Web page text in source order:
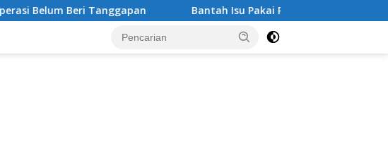
Bantah Isu Pakai Pasir Laut, DPR RI Pastikan dari Penambang Resmi,